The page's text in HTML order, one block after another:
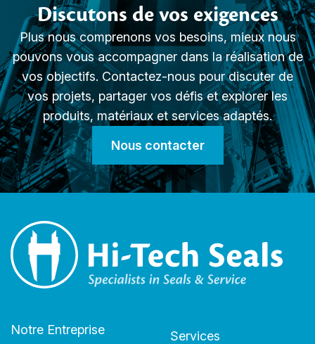
Discutons de vos exigences
Plus nous comprenons vos besoins, mieux nous
pouvons vous accompagner dans la réalisation de
vos objectifs. Contactez-nous pour discuter de
vos projets, partager vos défis et explorer les
produits, matériaux et services adaptés.
Nous contacter
Notre Entreprise
Services